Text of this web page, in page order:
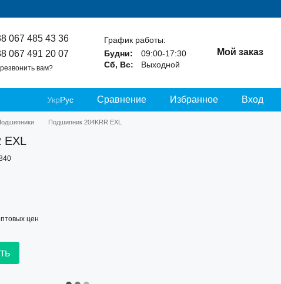
067 485 43 36
067 491 20 07
вам?
График работы:
Будни:
09:00-17:30
Сб, Вс:
Выходной
Мой заказ
УкрРус Сравнение Избранное Вход
Подшипник 204KRR ЕXL
ЕXL
цен